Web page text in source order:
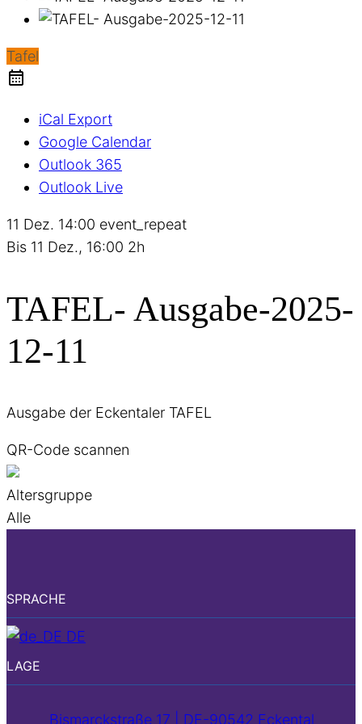
Tafel
iCal Export
Google Calendar
Outlook 365
Outlook Live
11 Dez. 14:00 event_repeat
Bis 11 Dez., 16:00 2h
TAFEL- Ausgabe-2025-
12-11
Ausgabe der Eckentaler TAFEL
QR-Code scannen
Altersgruppe
Alle
SPRACHE
DE
LAGE
Bismarckstraße 17 | DE-90542 Eckental